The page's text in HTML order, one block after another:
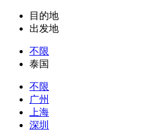
目的地
出发地
不限
泰国
不限
广州
上海
深圳